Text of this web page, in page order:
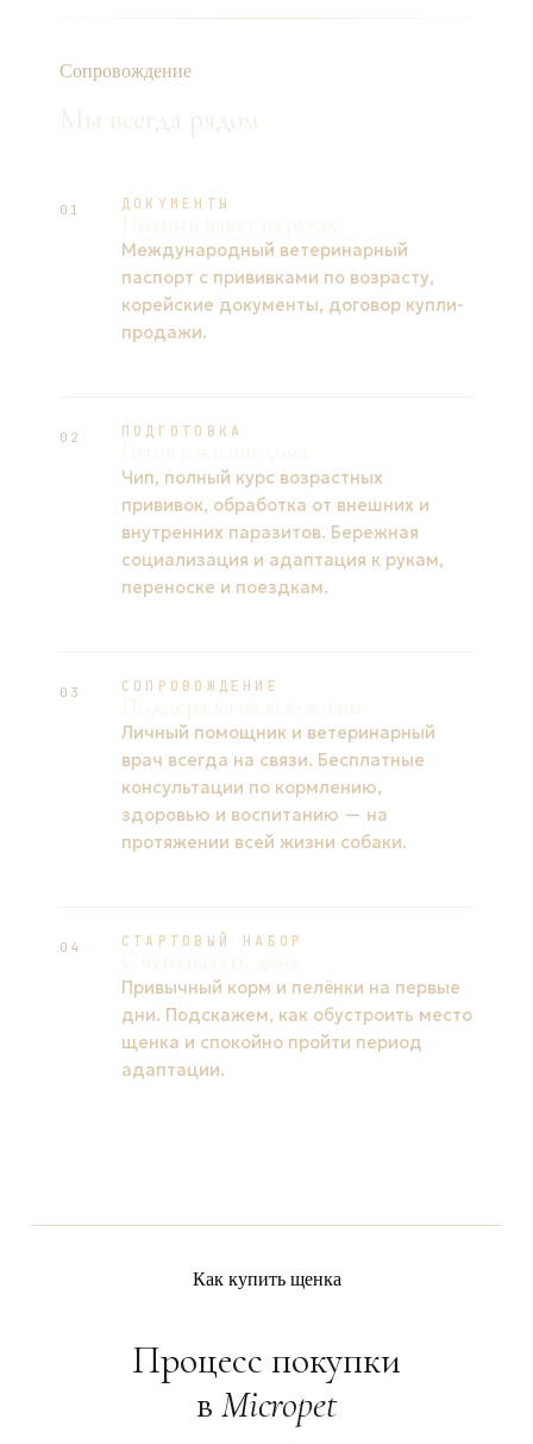
Сопровождение
Мы всегда рядом
01 ДОКУМЕНТЫ
Международный ветеринарный
паспорт с прививками по возрасту,
корейские документы, договор купли-
продажи.
02 ПОДГОТОВКА
Чип, полный курс возрастных
прививок, обработка от внешних и
внутренних паразитов. Бережная
социализация и адаптация к рукам,
переноске и поездкам.
03 СОПРОВОЖДЕНИЕ
Личный помощник и ветеринарный
врач всегда на связи. Бесплатные
консультации по кормлению,
здоровью и воспитанию — на
протяжении всей жизни собаки.
04 СТАРТОВЫЙ НАБОР
Привычный корм и пелёнки на первые
дни. Подскажем, как обустроить место
щенка и спокойно пройти период
адаптации.
Как купить щенка
Процесс покупки
в Micropet